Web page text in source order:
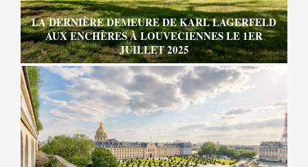
LA DERNIÈRE DEMEURE DE KARL LAGERFELD
AUX ENCHÈRES À LOUVECIENNES LE 1ER
JUILLET 2025